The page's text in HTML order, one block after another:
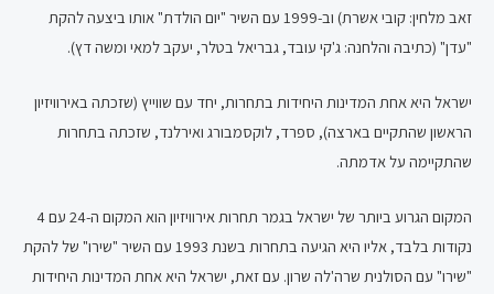
זאב מלחין: קובי אשרת) וב-1999 עם השיר "יום הולדת" אותו ביצעה להקת
"עדן" (כתיבה והלחנה: ג'קי עובד, גבריאל בטלר, יעקב למאי ומשה דץ).
ישראל היא אחת המדינות היחידות בתחרות, יחד עם שווייץ (שזכתה באירוויזיון
הראשון שהתקיים בארצה), ספרד, לוקסמבורג ואירלנד, שזכתה בתחרות
שהתקיימה על אדמתה.
המקום הגרוע ביותר של ישראל בגמר תחרות אירוויזיון הוא המקום ה-24 עם 4
נקודות בלבד, אליו היא הגיעה בתחרות בשנת 1993 עם השיר "שירו" של להקת
"שירו" עם הסולנית שרה'לה שרון. עם זאת, ישראל היא אחת המדינות היחידות